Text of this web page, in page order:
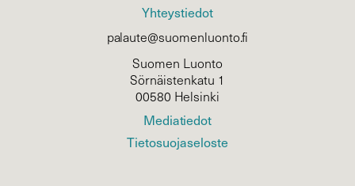
Yhteystiedot
palaute@suomenluonto.fi
Suomen Luonto
Sörnäistenkatu 1
00580 Helsinki
Mediatiedot
Tietosuojaseloste